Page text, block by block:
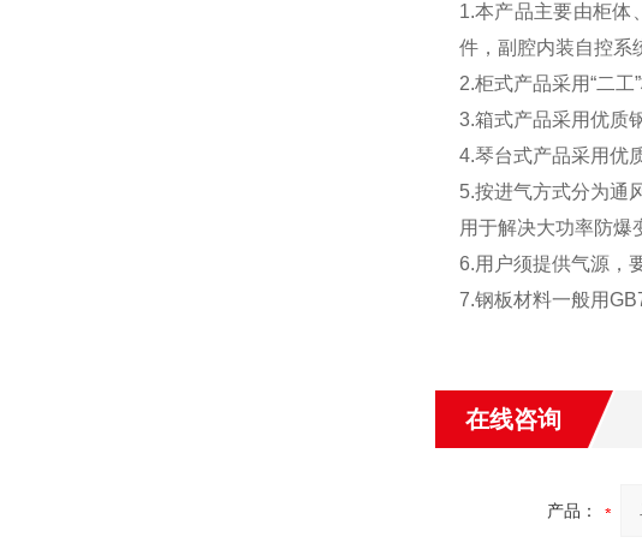
1.本产品主要由柜体
件，副腔内装自控系
2.柜式产品采用“二工”
3.箱式产品采用优质
4.琴台式产品采用优
5.按进气方式分为通
用于解决大功率防爆
6.用户须提供气源，
7.钢板材料一般用
在线咨询
产品：